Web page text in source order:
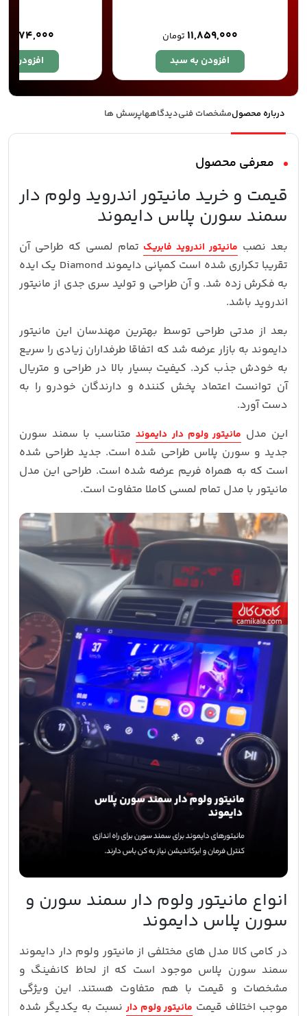
۱۱,۸۵۹,۰۰۰ تومان
افزودن به سبد افزودن
درباره محصولمشخصات فنیدیدگاههاپرسش ها
معرفی محصول
قیمت و خرید مانیتور اندروید ولوم دار
سمند سورن پلاس دایموند
بعد نصب مانیتور اندروید فابریک تمام لمسی که طراحی آن
تقریبا تکراری شده است کمپانی دایموند Diamond یک ایده
به فکرش زده شد. و آن طراحی و تولید سری جدی از مانیتور
اندروید باشد.
بعد از مدتی طراحی توسط بهترین مهندسان این مانیتور
دایموند به بازار عرضه شد که اتفاقا طرفداران زیادی را سریع
به خودش جذب کرد. کیفیت بسیار بالا در طراحی و متریال
آن توانست اعتماد پخش کننده و دارندگان خودرو را به
دست آورد.
این مدل مانیتور ولوم دار دایموندمتناسب با سمند سورن
جدید و سورن پلاس طراحی شده است. جدید طراحی شده
است که به همراه فریم عرضه شده است. طراحی این مدل
مانیتور با مدل تمام لمسی کاملا متفاوت است.
انواع مانیتور ولوم دار سمند سورن و
سورن پلاس دایموند
در کامی کالا مدل های مختلفی از مانیتور ولوم دار دایموند
سمند سورن پلاس موجود است که از لحاظ کانفینگ و
مشخصات و قیمت با هم متفاوت هستند. این ویژگی
موجب اختلاف قیمت مانیتور ولوم دار نسبت به یکدیگر شده